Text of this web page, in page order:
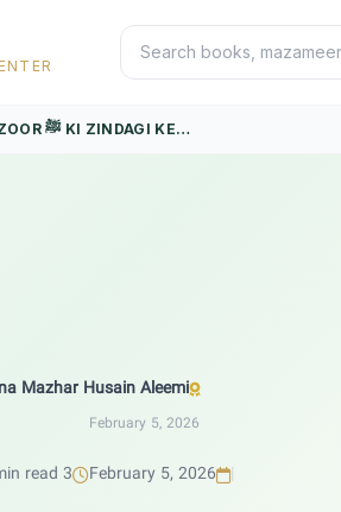
HUZOOR ﷺ KI ZINDAGI KE…
Mazhar Husain Aleemi
February 5, 2026
|
February 5, 2026
3 min read